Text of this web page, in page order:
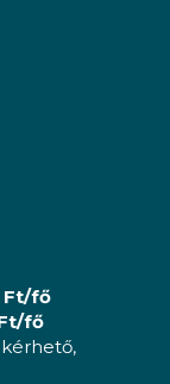
Ft/fő
fő